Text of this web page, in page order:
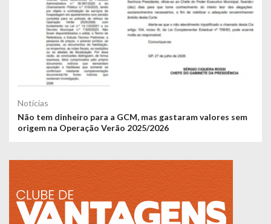
Notícias
Não tem dinheiro para a GCM, mas gastaram valores sem
origem na Operação Verão 2025/2026